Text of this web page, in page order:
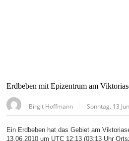
Erdbeben mit Epizentrum am
Birgit Hoffmann Sonntag, 13
Ein Erdbeben hat das Gebiet am
13.06.2010 um UTC 12:13 (03:13 Uhr